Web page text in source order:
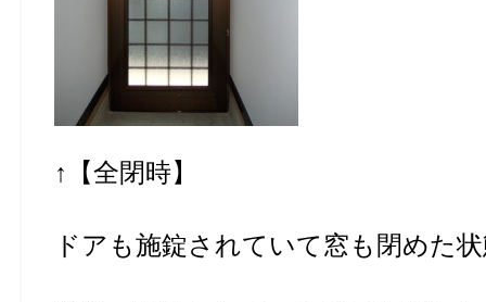
↑【全閉時】
ドアも施錠されていて窓も閉めた